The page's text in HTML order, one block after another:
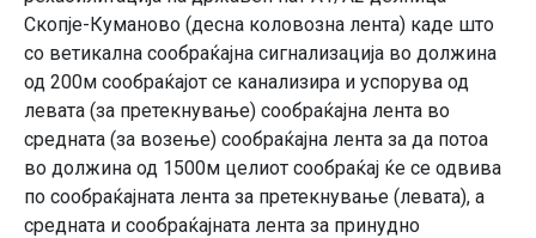
Скопје-Куманово (десна коловозна лента) каде што
со ветикална сообраќајна сигнализација во должина
од 200м сообраќајот се канализира и успорува од
левата (за претекнување) сообраќајна лента во
средната (за возење) сообраќајна лента за да потоа
во должина од 1500м целиот сообраќај ќе се одвива
по сообраќајната лента за претекнување (левата), а
средната и сообраќајната лента за принудно